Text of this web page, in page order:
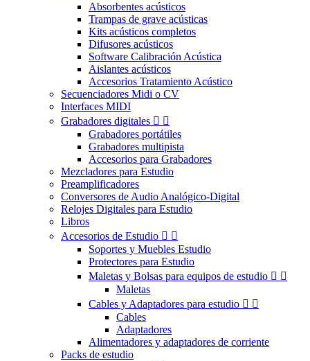
Absorbentes acústicos
Trampas de grave acústicas
Kits acústicos completos
Difusores acústicos
Software Calibración Acústica
Aislantes acústicos
Accesorios Tratamiento Acústico
Secuenciadores Midi o CV
Interfaces MIDI
Grabadores digitales  
Grabadores portátiles
Grabadores multipista
Accesorios para Grabadores
Mezcladores para Estudio
Preamplificadores
Conversores de Audio Analógico-Digital
Relojes Digitales para Estudio
Libros
Accesorios de Estudio  
Soportes y Muebles Estudio
Protectores para Estudio
Maletas y Bolsas para equipos de estudio  
Maletas
Cables y Adaptadores para estudio  
Cables
Adaptadores
Alimentadores y adaptadores de corriente
Packs de estudio